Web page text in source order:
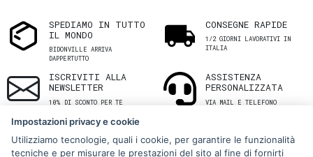
SPEDIAMO IN TUTTO
IL MONDO
BIDONVILLE ARRIVA
DAPPERTUTTO
CONSEGNE RAPIDE
1/2 GIORNI LAVORATIVI IN
ITALIA
ISCRIVITI ALLA
NEWSLETTER
10% DI SCONTO PER TE
ASSISTENZA
PERSONALIZZATA
VIA MAIL E TELEFONO
Impostazioni privacy e cookie
Utilizziamo tecnologie, quali i cookie, per garantire le funzionalità
tecniche e per misurare le prestazioni del sito al fine di fornirti